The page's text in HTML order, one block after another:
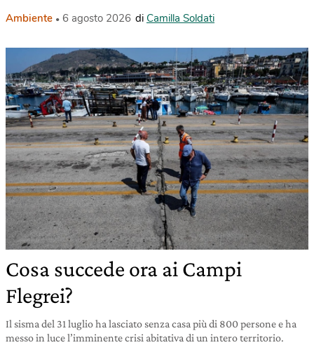
Ambiente 6 agosto 2026 di Camilla Soldati
Cosa succede ora ai Campi
Flegrei?
Il sisma del 31 luglio ha lasciato senza casa più di 800 persone e ha
messo in luce l’imminente crisi abitativa di un intero territorio.